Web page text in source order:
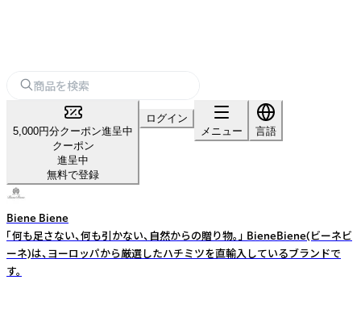
5,000円分クーポン進呈中
クーポン
進呈中
無料で登録
ログイン
メニュー
言語
Biene Biene
「何も足さない、何も引かない、自然からの贈り物。」 BieneBiene(ビーネビ
ーネ)は、ヨーロッパから厳選したハチミツを直輸入しているブランドで
す。